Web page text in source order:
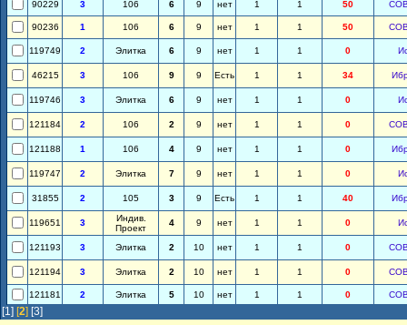
90229 3 106 6 9 нет 1 1 50
90236 1 106 6 9 нет 1 1 50
119749 2 Элитка 6 9 нет 1 1 0
46215 3 106 9 9 Есть 1 1 34
119746 3 Элитка 6 9 нет 1 1 0
121184 2 106 2 9 нет 1 1 0
121188 1 106 4 9 нет 1 1 0
119747 2 Элитка 7 9 нет 1 1 0
31855 2 105 3 9 Есть 1 1 40
119651 3
Индив.
Проект
4 9 нет 1 1 0
121193 3 Элитка 2 10 нет 1 1 0
121194 3 Элитка 2 10 нет 1 1 0
121181 2 Элитка 5 10 нет 1 1 0
[1] [2] [3]